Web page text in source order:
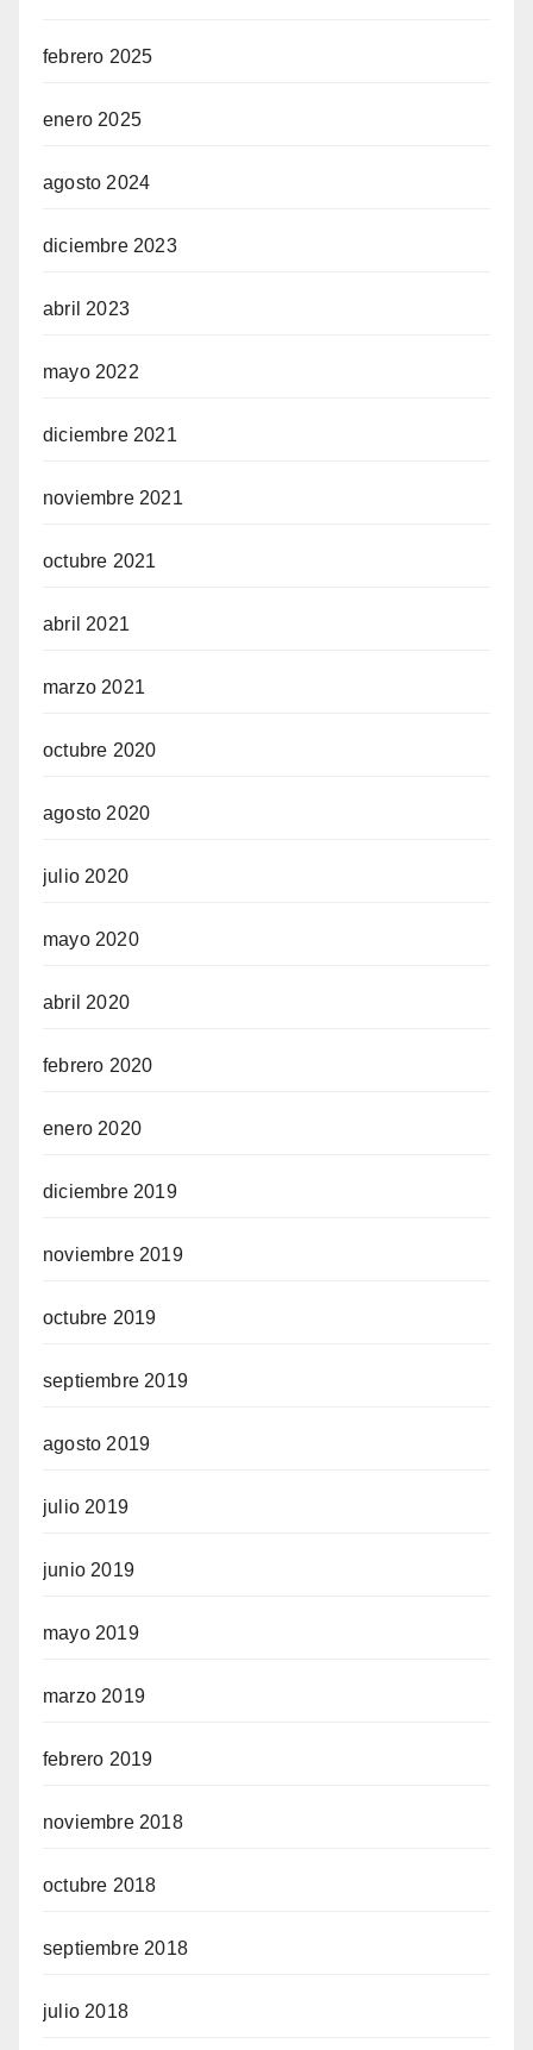
febrero 2025
enero 2025
agosto 2024
diciembre 2023
abril 2023
mayo 2022
diciembre 2021
noviembre 2021
octubre 2021
abril 2021
marzo 2021
octubre 2020
agosto 2020
julio 2020
mayo 2020
abril 2020
febrero 2020
enero 2020
diciembre 2019
noviembre 2019
octubre 2019
septiembre 2019
agosto 2019
julio 2019
junio 2019
mayo 2019
marzo 2019
febrero 2019
noviembre 2018
octubre 2018
septiembre 2018
julio 2018